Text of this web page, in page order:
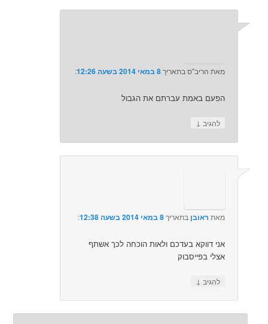
מאת הריב"ס בתאריך8 במאי 2014 בשעה 12:26 :‏
הפעם באמת עברתם את הגבול
להגיב ↓
מאת ראובן בתאריך8 במאי 2014 בשעה 12:38 :‏
אני דווקא בעדכם ולאות הוכחה לכך אשתף
אצלי בפייסבוק
להגיב ↓